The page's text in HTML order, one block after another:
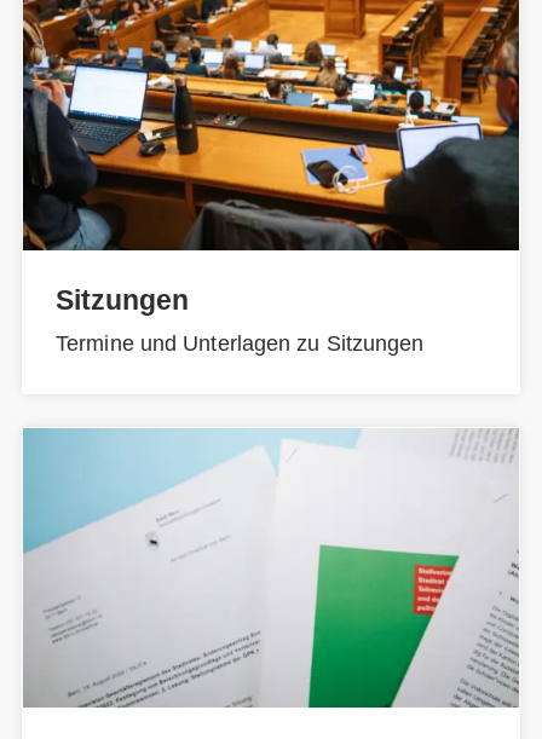
Sitzungen
Termine und Unterlagen zu Sitzungen